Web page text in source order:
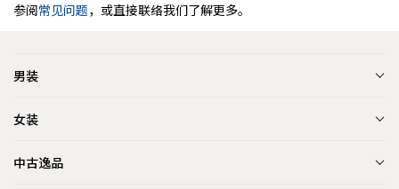
参阅常见问题，或直接联络我们了解更多。
男装
女装
中古逸品